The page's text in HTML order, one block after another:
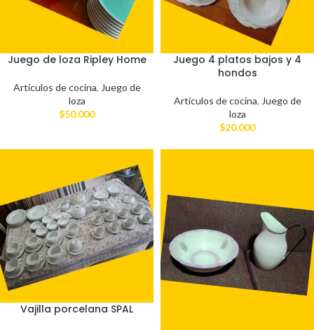
Juego de loza Ripley Home
Artículos de cocina, Juego de
loza
$50.000
Juego 4 platos bajos y 4
hondos
Artículos de cocina, Juego de
loza
$20.000
Vajilla porcelana SPAL